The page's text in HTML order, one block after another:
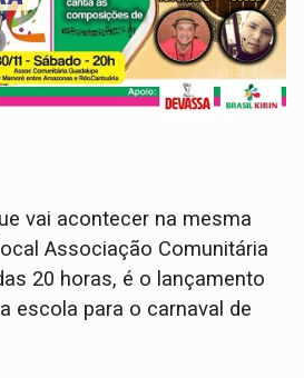
vai acontecer na mesma
Associação Comunitária
20 horas, é o lançamento
escola para o carnaval de